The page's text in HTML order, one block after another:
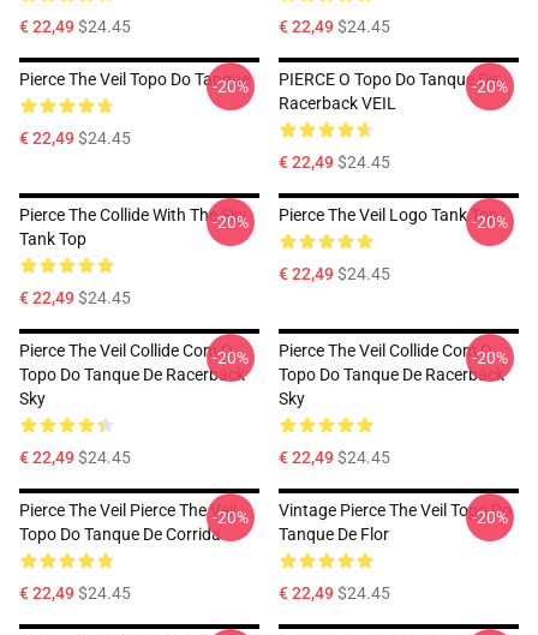
€ 22,49$24.45 € 22,49$24.45
Pierce The Veil Topo Do Tanque
€ 22,49$24.45
-20%
PIERCE O Topo Do Tanque De
Racerback VEIL
€ 22,49$24.45
-20%
Pierce The Collide With The Sky
Tank Top
€ 22,49$24.45
-20% Pierce The Veil Logo Tank Top
€ 22,49$24.45
-20%
Pierce The Veil Collide Com O
Topo Do Tanque De Racerback
Sky
€ 22,49$24.45
-20%
Pierce The Veil Collide Com O
Topo Do Tanque De Racerback
Sky
€ 22,49$24.45
-20%
Pierce The Veil Pierce The Veil
Topo Do Tanque De Corrida
€ 22,49$24.45
-20%
Vintage Pierce The Veil Topo Do
Tanque De Flor
€ 22,49$24.45
-20%